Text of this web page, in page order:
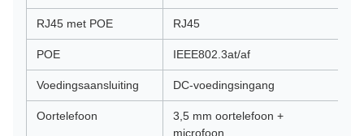
RJ45 met POE RJ45
POE IEEE802.3at/af
Voedingsaansluiting DC-voedingsingang
Oortelefoon
3,5 mm oortelefoon +
microfoon